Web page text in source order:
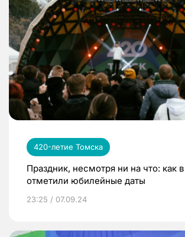
420-летие Томска
Праздник, несмотря ни на что: как
отметили юбилейные даты
23:25 / 07.09.24